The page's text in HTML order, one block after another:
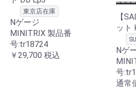
東京店在庫
Nゲージ
MINITRIX 製品番
号:tr18724
￥29,700 税込
【
ット
Nゲ
号
通常